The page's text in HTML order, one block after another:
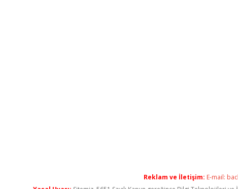
Reklam ve İletişim: E-mail: